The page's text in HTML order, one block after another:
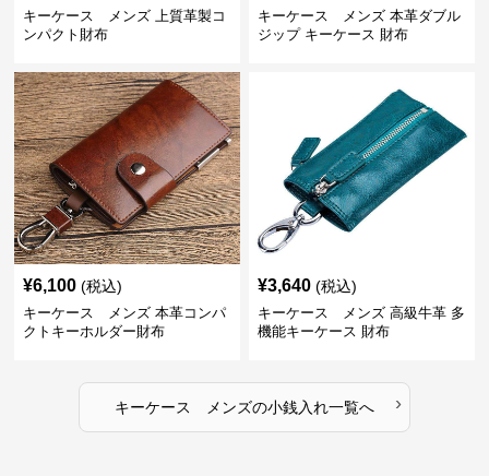
キーケース メンズ 上質革製コ
ンパクト財布
キーケース メンズ 本革ダブル
ジップ キーケース 財布
¥6,100 (税込)
キーケース メンズ 本革コンパ
クトキーホルダー財布
¥3,640 (税込)
キーケース メンズ 高級牛革 多
機能キーケース 財布
キーケース メンズの小銭入れ一覧へ ›